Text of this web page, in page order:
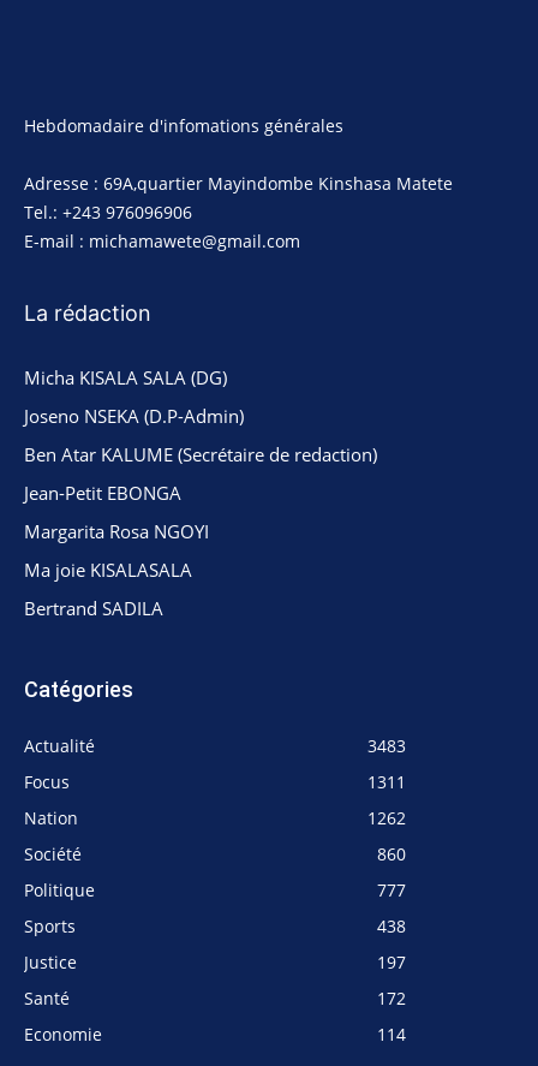
Hebdomadaire d'infomations générales
Adresse : 69A,quartier Mayindombe Kinshasa Matete
Tel.: +243 976096906
E-mail : michamawete@gmail.com
La rédaction
Micha KISALA SALA (DG)
Joseno NSEKA (D.P-Admin)
Ben Atar KALUME (Secrétaire de redaction)
Jean-Petit EBONGA
Margarita Rosa NGOYI
Ma joie KISALASALA
Bertrand SADILA
Catégories
Actualité
3483
Focus
1311
Nation
1262
Société
860
Politique
777
Sports
438
Justice
197
Santé
172
Economie
114